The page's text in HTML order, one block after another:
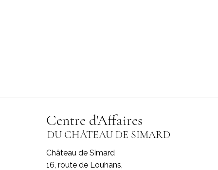
Centre d'Affaires
DU CHÂTEAU DE SIMARD
Château de Simard
16, route de Louhans,